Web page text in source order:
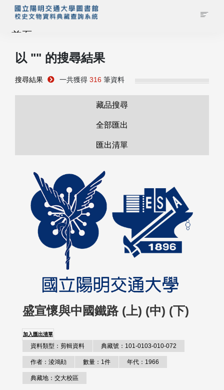
首頁
藏品查詢
管理者登入
以 "" 的搜尋結果
搜尋結果 一共獲得 316 筆資料
藏品搜尋
全部匯出
匯出清單
盛宣懷與中國鐵路 (上) (中) (下)
加入匯出清單
資料類型：剪輯資料 典藏號：101-0103-010-072
作者：淩鴻勛 數量：1件 年代：1966
典藏地：交大校區